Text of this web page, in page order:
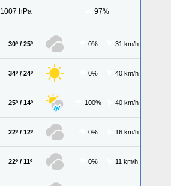
1007 hPa 97%
30º / 25º 0% 31 km/h
34º / 24º 0% 40 km/h
25º / 14º 100% 40 km/h
22º / 12º 0% 16 km/h
22º / 11º 0% 11 km/h